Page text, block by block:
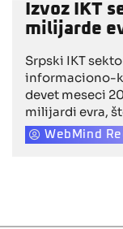
Izvoz IKT
milijarde
Srpski IKT
informaciono-
devet meseci
milijardi evra,
odnosu na isti
WebMind